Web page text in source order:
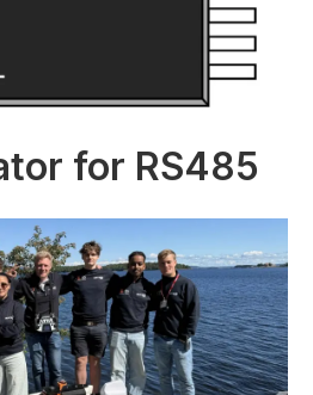
for RS485